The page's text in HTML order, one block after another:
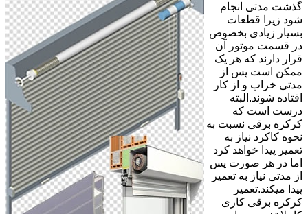
گذشت مدتی انجام
شود زیرا قطعات
بسیار زیادی بخصوص
در قسمت موتور آن
قرار دارند که هر یک
ممکن است پس از
مدتی خراب و از کار
افتاده شوند.البته
درست است که
کرکره برقی نسبت به
نحوه کاکرد نیاز به
تعمیر پیدا خواهد کرد
اما در هر صورت پس
از مدتی نیاز به تعمیر
پیدا میکند.تعمیر
کرکره برقی کاری